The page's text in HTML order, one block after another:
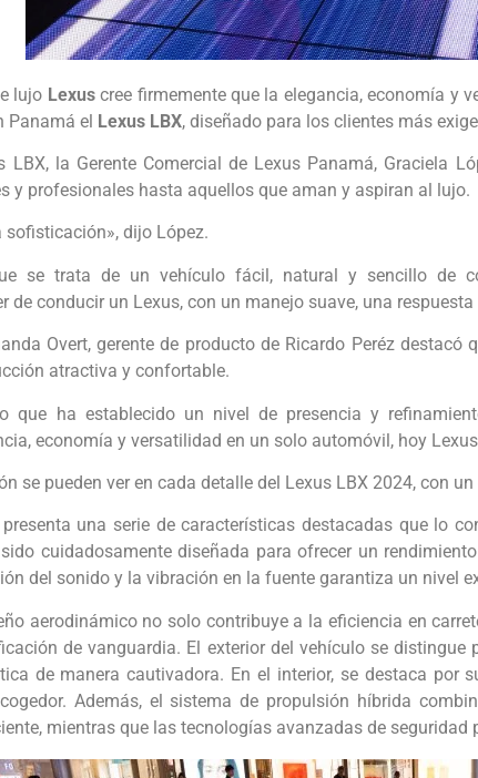
lujo Lexuscree firmemente que la elegancia, economía y
Panamá el Lexus LBX, diseñado para los clientes más
LBX, la Gerente Comercial de Lexus Panamá, Graciela
y profesionales hasta aquellos que aman y aspiran al lujo.
sofisticación», dijo López.
se trata de un vehículo fácil, natural y sencillo de
de conducir un Lexus, con un manejo suave, una
Overt, gerente de producto de Ricardo Peréz
atractiva y confortable.
que ha establecido un nivel de presencia y
economía y versatilidad en un solo automóvil, hoy
se pueden ver en cada detalle del Lexus LBX 2024, con
presenta una serie de características destacadas que lo
cuidadosamente diseñada para ofrecer un
del sonido y la vibración en la fuente garantiza un nivel
aerodinámico no solo contribuye a la eficiencia en
de vanguardia. El exterior del vehículo se
de manera cautivadora. En el interior, se destaca
Además, el sistema de propulsión híbrida
mientras que las tecnologías avanzadas de